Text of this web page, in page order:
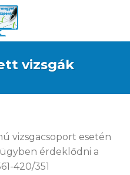
vizsgák
vizsgacsoport esetén
érdeklődni a
420/351